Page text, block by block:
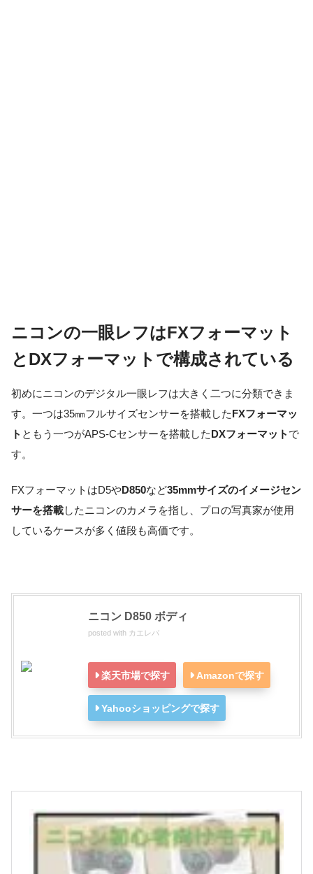
ニコンの一眼レフはFXフォーマット
とDXフォーマットで構成されている
初めにニコンのデジタル一眼レフは大きく二つに分類できま
す。一つは35㎜フルサイズセンサーを搭載したFXフォーマッ
ト ともう一つがAPS-Cセンサーを搭載したDXフォーマット で
す。
FXフォーマット はD5やD850など35mmサイズのイメージセン
サーを搭載したニコンのカメラを指し、プロの写真家が使用
しているケースが多く値段も高価です。
ニコン D850 ボディ
posted with カエレバ
楽天市場で探す Amazonで探す
Yahooショッピングで探す